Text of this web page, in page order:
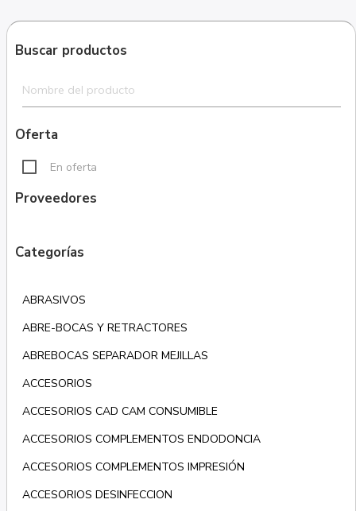
Buscar productos
Oferta
En oferta
Proveedores
Categorías
ABRASIVOS
ABRE-BOCAS Y RETRACTORES
ABREBOCAS SEPARADOR MEJILLAS
ACCESORIOS
ACCESORIOS CAD CAM CONSUMIBLE
ACCESORIOS COMPLEMENTOS ENDODONCIA
ACCESORIOS COMPLEMENTOS IMPRESIÓN
ACCESORIOS DESINFECCION